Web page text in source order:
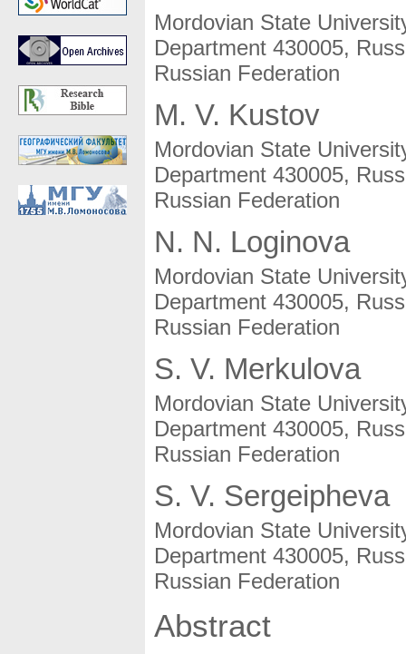
Mordovian State
Department 430005,
Russian Federation
M. V. Kustov
Mordovian State
Department 430005,
Russian Federation
N. N. Loginova
Mordovian State
Department 430005,
Russian Federation
S. V. Merkulova
Mordovian State
Department 430005,
Russian Federation
S. V. Sergeipheva
Mordovian State
Department 430005,
Russian Federation
Abstract